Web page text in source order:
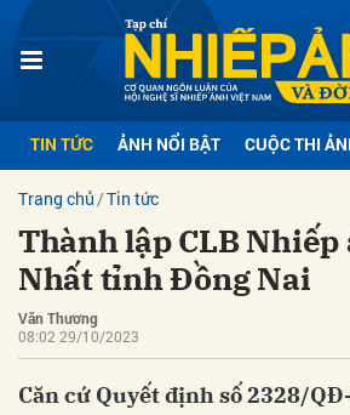
TIN TỨC ẢNH NỔI BẬT CUỘC THI
Trang chủ Tin tức
Thành lập CLB
Nhất tỉnh Đồng Nai
Văn Thương
08:02 29/10/2023
Căn cứ Quyết định số 2328/
luận